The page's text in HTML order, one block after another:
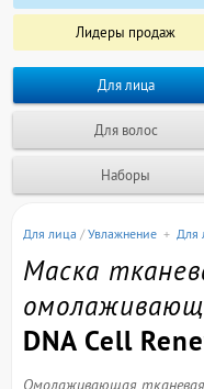
Лидеры продаж
Для лица
Для волос
Наборы
Для лица /Увлажнение + Для
Маска
DNA Cell
Омолаживающая